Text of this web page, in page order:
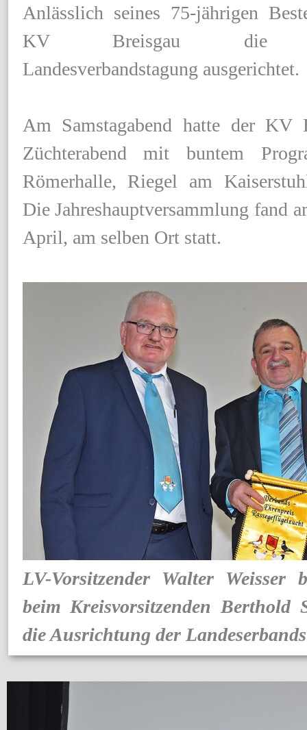
Anlässlich seines 75-jährigen
KV Breisgau die
Landesverbandstagung ausgerichtet.
Am Samstagabend hatte der KV
Züchterabend mit buntem
Römerhalle, Riegel am
Die Jahreshauptversammlung fand
April, am selben Ort statt.
LV-Vorsitzender Walter Weisser
beim Kreisvorsitzenden Berthold
die Ausrichtung der